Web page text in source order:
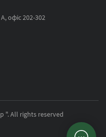
офіс 202-302
". All rights reserved